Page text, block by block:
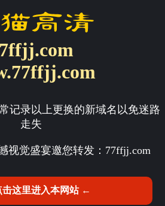
记录以上更换的新域名以免迷路
走失
视觉盛宴邀您转发： 77ffjj.com
这里进入本网站 ←